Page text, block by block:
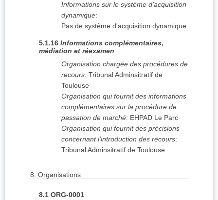
Informations sur le système d'acquisition
dynamique:
Pas de système d'acquisition dynamique
5.1.16 Informations complémentaires,
médiation et réexamen
Organisation chargée des procédures de
recours: Tribunal Adminsitratif de
Toulouse
Organisation qui fournit des informations
complémentaires sur la procédure de
passation de marché: EHPAD Le Parc
Organisation qui fournit des précisions
concernant l'introduction des recours:
Tribunal Adminsitratif de Toulouse
8. Organisations
8.1 ORG-0001